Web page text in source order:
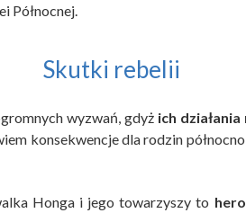
Północnej.
Skutki rebelii
wyzwań, gdyż ich
konsekwencje dla rodzin
Honga i jego towarzyszy to